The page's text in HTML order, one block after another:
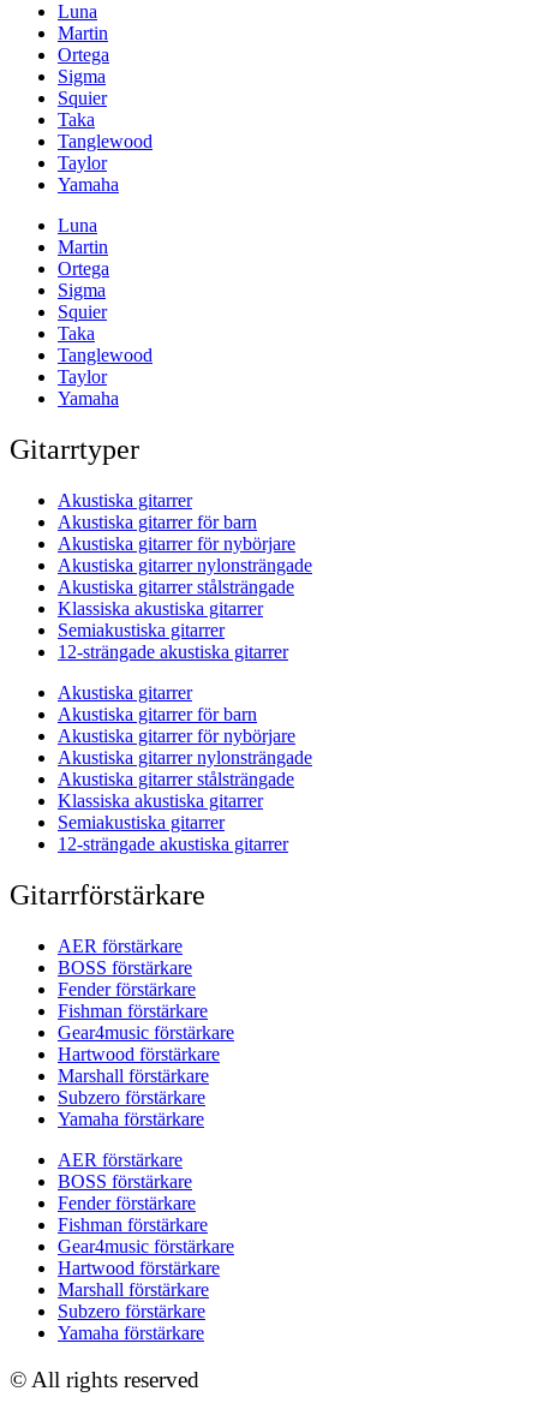
Luna
Martin
Ortega
Sigma
Squier
Taka
Tanglewood
Taylor
Yamaha
Luna
Martin
Ortega
Sigma
Squier
Taka
Tanglewood
Taylor
Yamaha
Gitarrtyper
Akustiska gitarrer
Akustiska gitarrer för barn
Akustiska gitarrer för nybörjare
Akustiska gitarrer nylonsträngade
Akustiska gitarrer stålsträngade
Klassiska akustiska gitarrer
Semiakustiska gitarrer
12-strängade akustiska gitarrer
Akustiska gitarrer
Akustiska gitarrer för barn
Akustiska gitarrer för nybörjare
Akustiska gitarrer nylonsträngade
Akustiska gitarrer stålsträngade
Klassiska akustiska gitarrer
Semiakustiska gitarrer
12-strängade akustiska gitarrer
Gitarrförstärkare
AER förstärkare
BOSS förstärkare
Fender förstärkare
Fishman förstärkare
Gear4music förstärkare
Hartwood förstärkare
Marshall förstärkare
Subzero förstärkare
Yamaha förstärkare
AER förstärkare
BOSS förstärkare
Fender förstärkare
Fishman förstärkare
Gear4music förstärkare
Hartwood förstärkare
Marshall förstärkare
Subzero förstärkare
Yamaha förstärkare
© All rights reserved